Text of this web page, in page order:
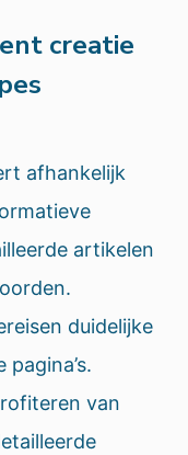
creatie
afhankelijk
artikelen
duidelijke
van